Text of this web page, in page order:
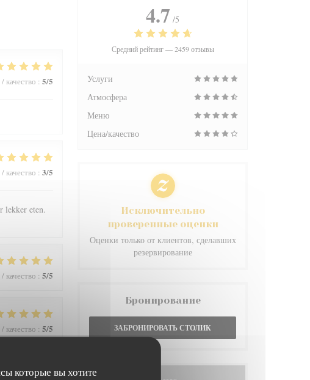
которые вы хотите
качество : 5/5
качество : 3/5
lekker eten.
качество : 5/5
качество : 5/5
4.7 /5
Средний рейтинг —2459 отзывы
Услуги
Атмосфера
Меню
Цена/качество
Исключительно
проверенные оценки
Оценки только от клиентов, сделавших
резервирование
Бронирование
ЗАБРОНИРОВАТЬ СТОЛИК